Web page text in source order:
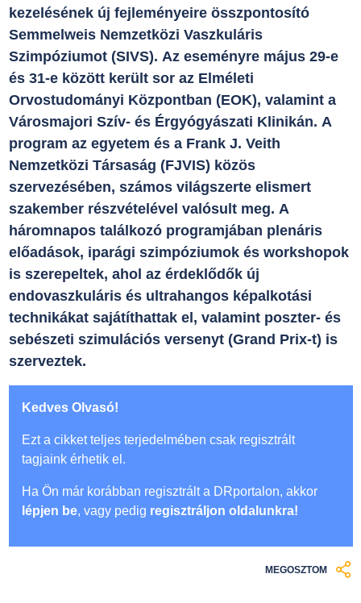
kezelésének új fejleményeire összpontosító
Semmelweis Nemzetközi Vaszkuláris
Szimpóziumot (SIVS). Az eseményre május 29-e
és 31-e között került sor az Elméleti
Orvostudományi Központban (EOK), valamint a
Városmajori Szív- és Érgyógyászati Klinikán. A
program az egyetem és a Frank J. Veith
Nemzetközi Társaság (FJVIS) közös
szervezésében, számos világszerte elismert
szakember részvételével valósult meg. A
háromnapos találkozó programjában plenáris
előadások, iparági szimpóziumok és workshopok
is szerepeltek, ahol az érdeklődők új
endovaszkuláris és ultrahangos képalkotási
technikákat sajátíthattak el, valamint poszter- és
sebészeti szimulációs versenyt (Grand Prix-t) is
szerveztek.
Kedves Olvasó!
Ezt a cikket teljes terjedelmében csak regisztrált
tagjaink érhetik el.
Ha Ön már korábban regisztrált a DRportalon, akkor
lépjen be, vagy pedig regisztráljon oldalunkra!
MEGOSZTOM